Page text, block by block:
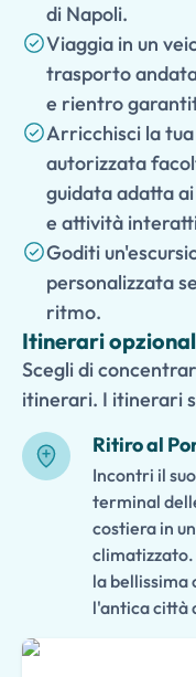
di Napoli.
Viaggia in un
trasporto
e rientro
Arricchisci la
autorizzata
guidata adatta
e attività
Goditi
personalizzata
ritmo.
Itinerari
Scegli di
itinerari. I itinerari
Ritiro al
Incontri il
terminal
costiera in
la bellissima
l'antica città